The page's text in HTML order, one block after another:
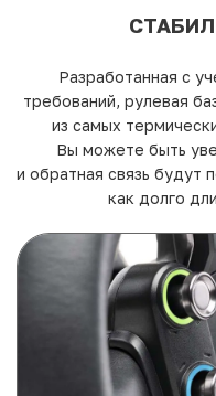
Разработанная с
требований, рулевая
из самых
Вы можете быть
и обратная связь будут
как долго